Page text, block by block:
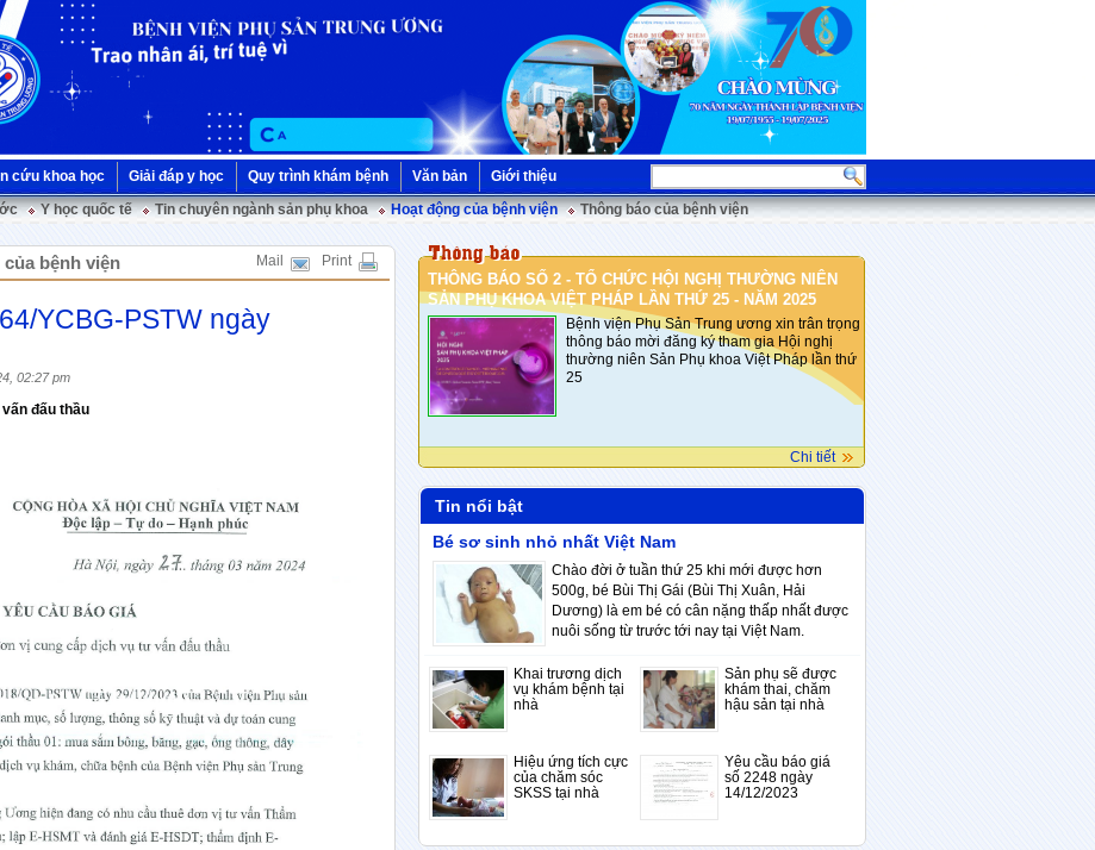
cứu khoa học Giải đáp y học Quy trình khám bệnh Văn bản
Giới thiệu
Y học quốc tế Tin chuyên ngành sản phụ khoa Hoạt động của bệnh viện
Thông báo của bệnh viện
bệnh viện Mail Print
YCBG-PSTW ngày
02:27 pm
đấu thầu
THÔNG BÁO SỐ 2 - TỔ CHỨC HỘI NGHỊ THƯỜNG NIÊN
SẢN PHỤ KHOA VIỆT PHÁP LẦN THỨ 25 - NĂM 2025
Bệnh viện Phụ Sản Trung ương xin trân trọng
thông báo mời đăng ký tham gia Hội nghị
thường niên Sản Phụ khoa Việt Pháp lần thứ
25
Chi tiết
Tin nổi bật
Bé sơ sinh nhỏ nhất Việt Nam
Chào đời ở tuần thứ 25 khi mới được hơn
500g, bé Bùi Thị Gái (Bùi Thị Xuân, Hải
Dương) là em bé có cân nặng thấp nhất được
nuôi sống từ trước tới nay tại Việt Nam.
Khai trương dịch
vụ khám bệnh tại
nhà
Sản phụ sẽ được
khám thai, chăm
hậu sản tại nhà
Hiệu ứng tích cực
của chăm sóc
SKSS tại nhà
Yêu cầu báo giá
số 2248 ngày
14/12/2023